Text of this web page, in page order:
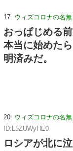
17: ウィズコロナの名
おっぱじめる
本当に始めた
明済みだ。
20: ウィズコロナの名
ID:L5ZUWyHE0
ロシアが北に